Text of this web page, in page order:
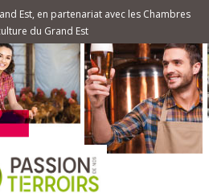
Est, en partenariat avec les Chambres
du Grand Est